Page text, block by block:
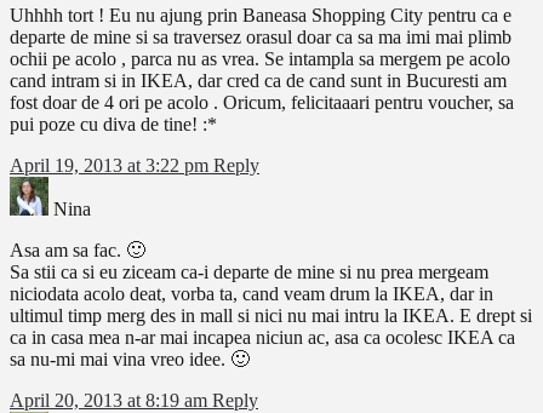
Uhhhh tort ! Eu nu ajung prin Baneasa Shopping City pentru ca e
departe de mine si sa traversez orasul doar ca sa ma imi mai plimb
ochii pe acolo , parca nu as vrea. Se intampla sa mergem pe acolo
cand intram si in IKEA, dar cred ca de cand sunt in Bucuresti am
fost doar de 4 ori pe acolo . Oricum, felicitaaari pentru voucher, sa
pui poze cu diva de tine! :*
April 19, 2013 at 3:22 pm Reply
Nina
Asa am sa fac. 🙂
Sa stii ca si eu ziceam ca-i departe de mine si nu prea mergeam
niciodata acolo deat, vorba ta, cand veam drum la IKEA, dar in
ultimul timp merg des in mall si nici nu mai intru la IKEA. E drept si
ca in casa mea n-ar mai incapea niciun ac, asa ca ocolesc IKEA ca
sa nu-mi mai vina vreo idee. 🙂
April 20, 2013 at 8:19 am Reply